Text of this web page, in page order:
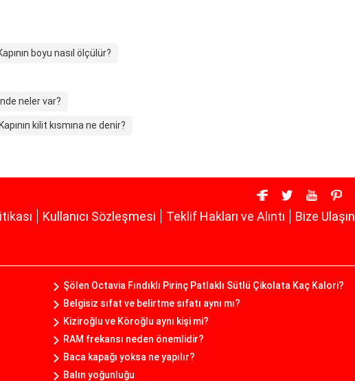
boyu nasıl ölçülür?
neler var?
Kapının kilit kısmına ne denir?
Kullanıcı Sözleşmesi Teklif Hakları ve Alıntı Bize Ulaşın
Şölen Octavia Fındıklı Pirinç Patlaklı Sütlü Çikolata Kaç Kalori?
Belgisiz sıfat ve belirtme sıfatı aynı mı?
Kiziroğlu ve Köroğlu aynı kişi mi?
RAM frekansı neden önemlidir?
Baca kapağı yoksa ne yapılır?
Balın yoğunluğu